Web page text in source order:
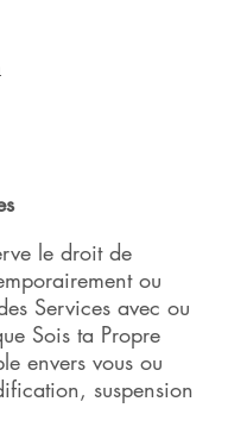
le droit de
ou
Services avec ou
Sois ta Propre
envers vous ou
suspension